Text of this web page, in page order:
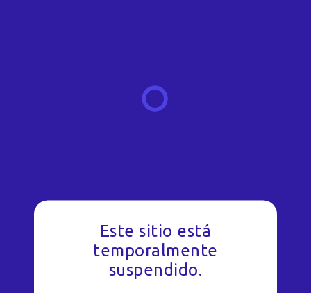
Este sitio está
temporalmente
suspendido.